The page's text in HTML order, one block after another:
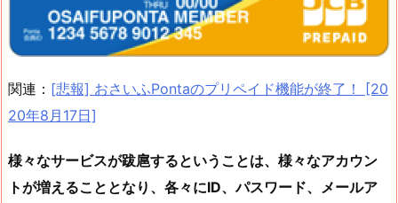
関連： [悲報] おさいふPontaのプリペイド機能が終了！ [20
20年8月17日]
様々なサービスが跋扈するということは、様々なアカウン
トが増えることとなり、各々にID、パスワード、メールア